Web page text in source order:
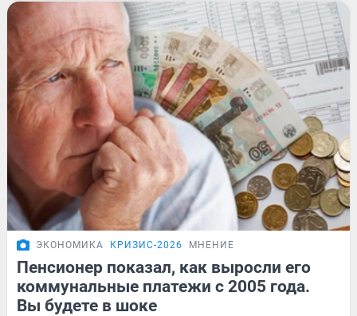
ЭКОНОМИКА КРИЗИС-2026 МНЕНИЕ
Пенсионер показал, как выросли его
коммунальные платежи с 2005 года.
Вы будете в шоке